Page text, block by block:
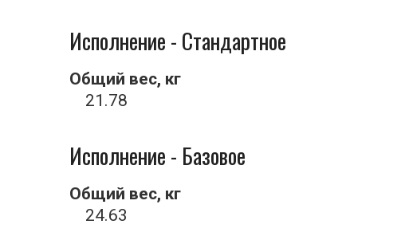
Исполнение - Стандартное
Общий вес, кг
21.78
Исполнение - Базовое
Общий вес, кг
24.63